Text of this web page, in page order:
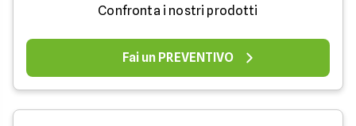
Confronta i nostri prodotti
Fai un PREVENTIVO